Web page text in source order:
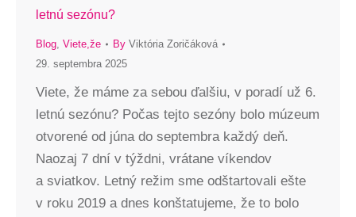
letnú sezónu?
Blog, Viete,že By Viktória Zoričáková
29. septembra 2025
Viete, že máme za sebou ďalšiu, v poradí už 6.
letnú sezónu? Počas tejto sezóny bolo múzeum
otvorené od júna do septembra každý deň.
Naozaj 7 dní v týždni, vrátane víkendov
a sviatkov. Letný režim sme odštartovali ešte
v roku 2019 a dnes konštatujeme, že to bolo